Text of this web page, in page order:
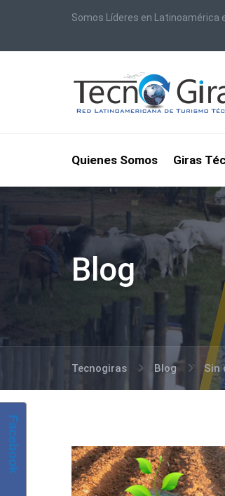
Somos Líderes en Latinoamérica
Quienes Somos Giras
Blog
Tecnogiras Blog Sin
Facebook